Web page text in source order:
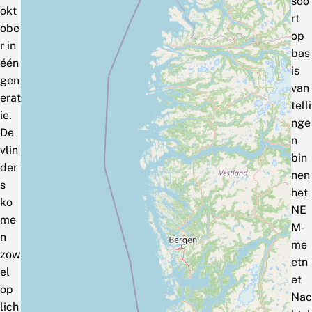
okt
obe
r in
één
gen
erat
ie.
De
vlin
der
s
ko
me
n
zow
el
op
lich
rt
op
bas
is
van
telli
nge
n
bin
nen
het
NE
M‑
me
etn
et
Nac